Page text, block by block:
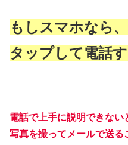
もしスマホなら
タップして電話
電話で上手に説明できな
写真を撮ってメールで送る